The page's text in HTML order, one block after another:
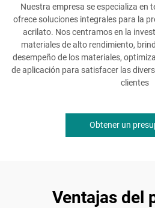
Nuestra empresa se especializa en
ofrece soluciones integrales para la
acrilato. Nos centramos en la
materiales de alto rendimiento,
desempeño de los materiales,
de aplicación para satisfacer las
clientes
Obtener un
Ventajas del